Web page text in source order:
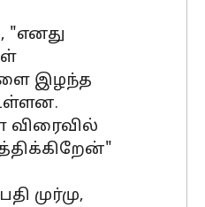
"எனது
இழந்த
விரைவில்
முர்மு,